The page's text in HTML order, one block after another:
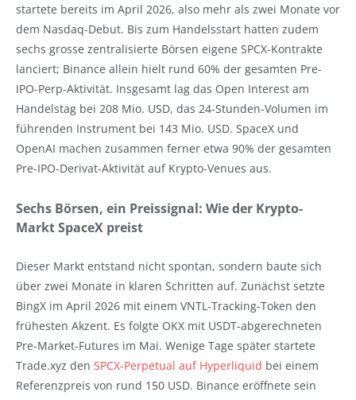
startete bereits im April 2026, also mehr als zwei Monate vor
dem Nasdaq-Debut. Bis zum Handelsstart hatten zudem
sechs grosse zentralisierte Börsen eigene SPCX-Kontrakte
lanciert; Binance allein hielt rund 60% der gesamten Pre-
IPO-Perp-Aktivität. Insgesamt lag das Open Interest am
Handelstag bei 208 Mio. USD, das 24-Stunden-Volumen im
führenden Instrument bei 143 Mio. USD. SpaceX und
OpenAI machen zusammen ferner etwa 90% der gesamten
Pre-IPO-Derivat-Aktivität auf Krypto-Venues aus.
Sechs Börsen, ein Preissignal: Wie der Krypto-
Markt SpaceX preist
Dieser Markt entstand nicht spontan, sondern baute sich
über zwei Monate in klaren Schritten auf. Zunächst setzte
BingX im April 2026 mit einem VNTL-Tracking-Token den
frühesten Akzent. Es folgte OKX mit USDT-abgerechneten
Pre-Market-Futures im Mai. Wenige Tage später startete
Trade.xyz den SPCX-Perpetual auf Hyperliquid bei einem
Referenzpreis von rund 150 USD. Binance eröffnete sein